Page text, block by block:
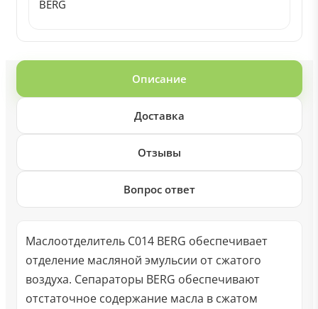
BERG
Описание
Доставка
Отзывы
Вопрос ответ
Маслоотделитель C014 BERG обеспечивает
отделение масляной эмульсии от сжатого
воздуха. Сепараторы BERG обеспечивают
отстаточное содержание масла в сжатом